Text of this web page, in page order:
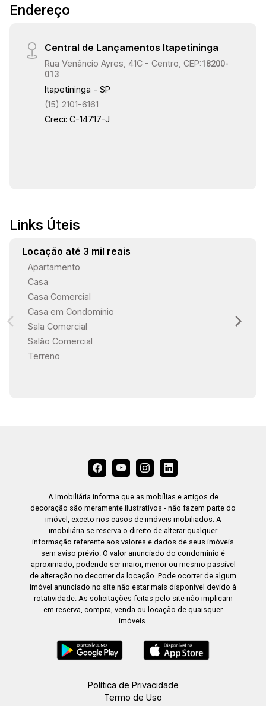
banheiro, quintal espaçoso e varanda. Todas as
esquadrias em madeira. O imóvel dispõe de um
o segundo andar. Aquecedor a gás, câmeras e
monitoramentos, cerca elétrica e serpentina.
Endereço
Central de Lançamentos Itapetininga
Rua Venâncio Ayres, 41C - Centro, CEP:18200-
013
Itapetininga - SP
(15) 2101-6161
Creci: C-14717-J
Links Úteis
Locação até 3 mil reais
Apartamento
Casa
Casa Comercial
Casa em Condomínio
Sala Comercial
Salão Comercial
Terreno
A Imobiliária informa que as mobílias e artigos de
decoração são meramente ilustrativos - não fazem parte do
imóvel, exceto nos casos de imóveis mobiliados. A
imobiliária se reserva o direito de alterar qualquer
informação referente aos valores e dados de seus imóveis
sem aviso prévio. O valor anunciado do condomínio é
aproximado, podendo ser maior, menor ou mesmo passível
de alteração no decorrer da locação. Pode ocorrer de algum
imóvel anunciado no site não estar mais disponível devido à
rotatividade. As solicitações feitas pelo site não implicam
em reserva, compra, venda ou locação de quaisquer
imóveis.
Política de Privacidade
Termo de Uso